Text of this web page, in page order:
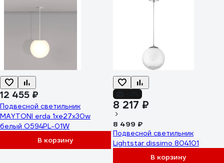
12 455 ₽
Подвесной светильник
MAYTONI erda 1хe27x30w
белый O594PL-01W
В корзину
8 217 ₽
8 499 ₽
Подвесной светильник
Lightstar dissimo 804101
В корзину